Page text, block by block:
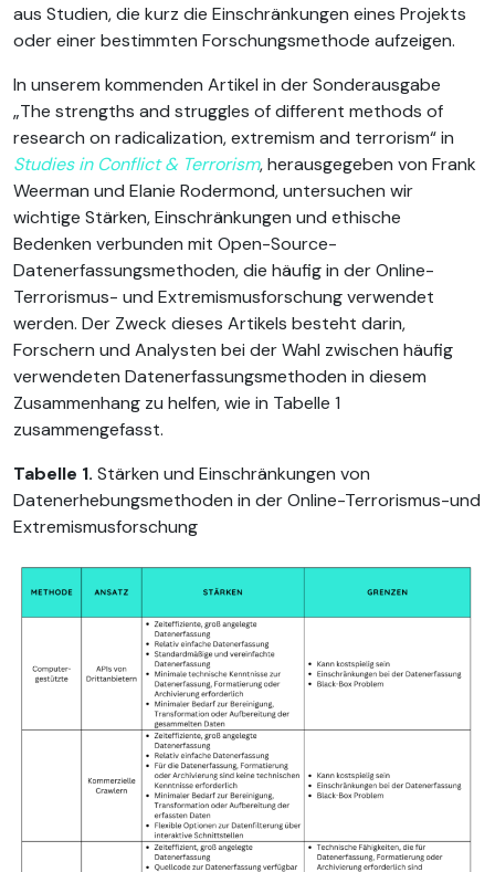
aus Studien, die kurz die Einschränkungen eines Projekts
oder einer bestimmten Forschungsmethode aufzeigen.
In unserem kommenden Artikel in der Sonderausgabe
„The strengths and struggles of different methods of
research on radicalization, extremism and terrorism“ in
Studies in Conflict & Terrorism, herausgegeben von Frank
Weerman und Elanie Rodermond, untersuchen wir
wichtige Stärken, Einschränkungen und ethische
Bedenken verbunden mit Open-Source-
Datenerfassungsmethoden, die häufig in der Online-
Terrorismus- und Extremismusforschung verwendet
werden. Der Zweck dieses Artikels besteht darin,
Forschern und Analysten bei der Wahl zwischen häufig
verwendeten Datenerfassungsmethoden in diesem
Zusammenhang zu helfen, wie in Tabelle 1
zusammengefasst.
Tabelle 1. Stärken und Einschränkungen von
Datenerhebungsmethoden in der Online-Terrorismus-und
Extremismusforschung